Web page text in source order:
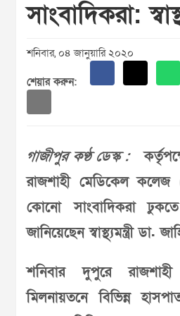
সাংবাদিকরা:
শনিবার, ০৪ জানুয়ারি ২০২০
শেয়ার করুন:
গাজীপুর কণ্ঠ ডেস্ক :
রাজশাহী মেডিকেল কলেজ
কোনো সাংবাদিকরা
জানিয়েছেন স্বাস্থ্যমন্ত্রী ডা.
শনিবার দুপুরে
মিলনায়তনে বিভিন্ন